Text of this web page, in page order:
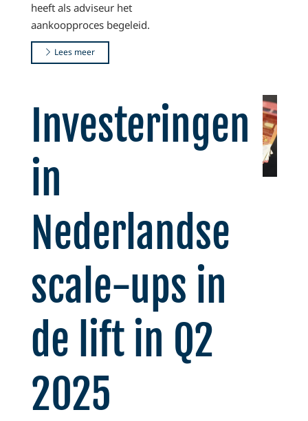
heeft als adviseur het
aankoopproces begeleid.
Lees meer
Investeringen
in
Nederlandse
scale-ups in
de lift in Q2
2025